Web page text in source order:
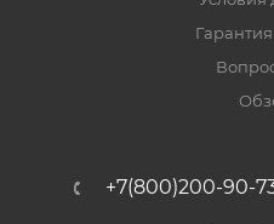
+7(800)200-90-